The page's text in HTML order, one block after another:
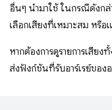
อื่นๆ นำมาใช้ ในกรณีดังก
เลือกเสียงที่เหมาะสม หรือ
หากต้องการดูรายการเสียง
ส่งฟังก์ชันที่รับอาร์เรย์ของ